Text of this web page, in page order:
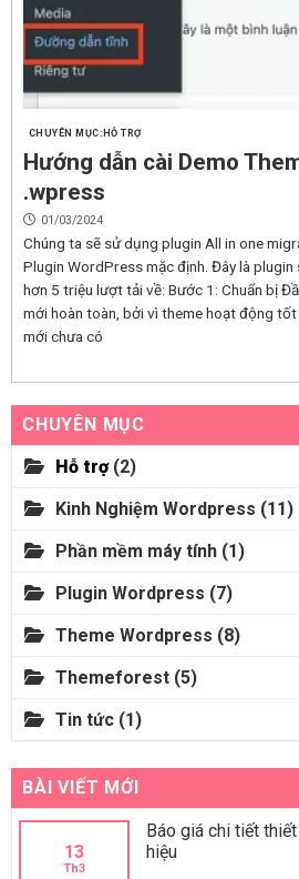
HỖ TRỢ
Hướng dẫn cài Demo
.wpress
01/03/2024
Chúng ta sẽ sử dụng plugin All in one
Plugin WordPress mặc định. Đây là
hơn 5 triệu lượt tải về: Bước 1: Chuẩn bị
mới hoàn toàn, bởi vì theme hoạt động
mới chưa có
CHUYÊN MỤC
Hỗ trợ(2)
Kinh Nghiệm Wordpress (11)
Phần mềm máy tính (1)
Plugin Wordpress (7)
Theme Wordpress (8)
Themeforest (5)
Tin tức (1)
BÀI VIẾT MỚI
13
Th3
Báo giá chi tiết
hiệu